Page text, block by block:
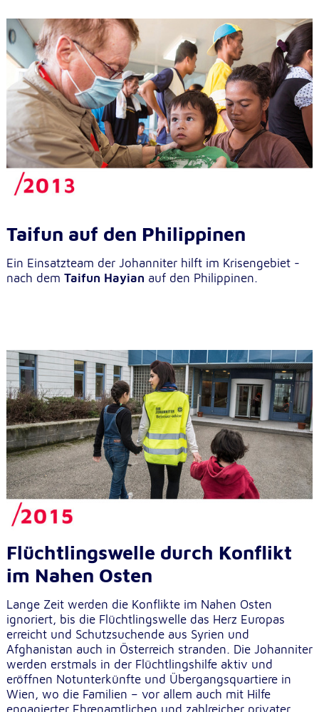
Taifun auf den Philippinen
Ein Einsatzteam der Johanniter hilft im Krisengebiet -
nach dem Taifun Hayian auf den Philippinen.
Flüchtlingswelle durch Konflikt
im Nahen Osten
Lange Zeit werden die Konflikte im Nahen Osten
ignoriert, bis die Flüchtlingswelle das Herz Europas
erreicht und Schutzsuchende aus Syrien und
Afghanistan auch in Österreich stranden. Die Johanniter
werden erstmals in der Flüchtlingshilfe aktiv und
eröffnen Notunterkünfte und Übergangsquartiere in
Wien, wo die Familien – vor allem auch mit Hilfe